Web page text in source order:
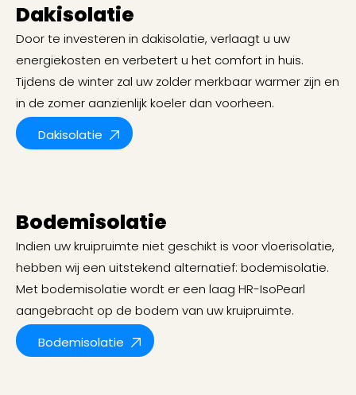
Dakisolatie
Door te investeren in dakisolatie, verlaagt u uw
energiekosten en verbetert u het comfort in huis.
Tijdens de winter zal uw zolder merkbaar warmer zijn en
in de zomer aanzienlijk koeler dan voorheen.
Dakisolatie
Bodemisolatie
Indien uw kruipruimte niet geschikt is voor vloerisolatie,
hebben wij een uitstekend alternatief: bodemisolatie.
Met bodemisolatie wordt er een laag HR-IsoPearl
aangebracht op de bodem van uw kruipruimte.
Bodemisolatie